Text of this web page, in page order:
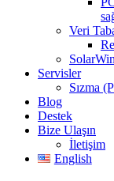
Veri
Servisler
Sızma
Blog
Destek
Bize Ulaşın
İletişim
English